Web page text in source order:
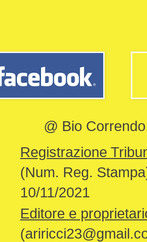
@ Bio
Registrazione
(Num. Reg.
10/11/2021
Editore e